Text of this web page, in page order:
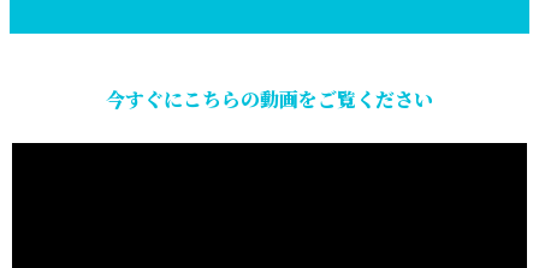
今すぐにこちらの動画をご覧ください